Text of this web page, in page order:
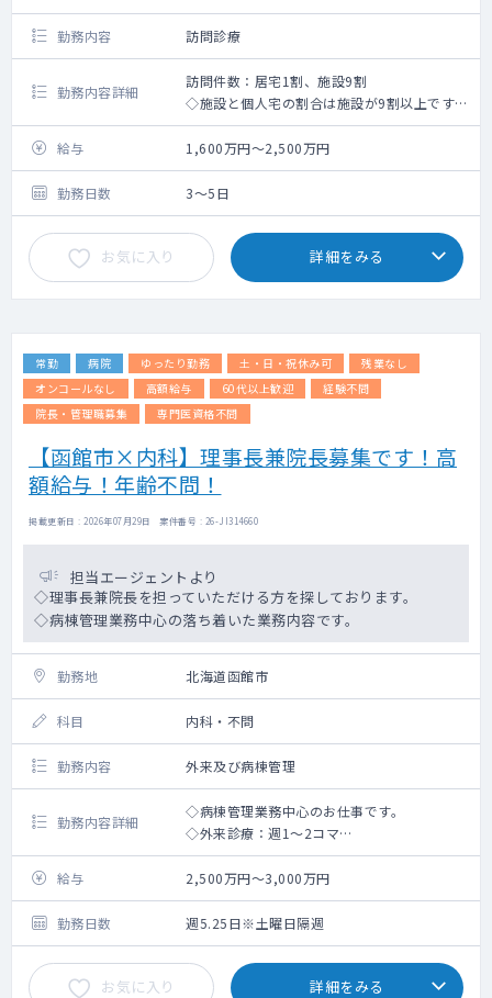
勤務内容 訪問診療
勤務内容詳細
訪問件数：居宅1割、施設9割
◇施設と個人宅の割合は施設が9割以上です。
◇受け持ち患者数：主治医100～300名程度/
月(相談可)
◇週3～4での契約や、16時終了・15時終了等
の時短勤務の検討が可能です！
◇電子カルテ：BML -メディカルステーショ
ン-
給与 1,600万円～2,500万円
勤務日数 3～5日
お気に入り 詳細をみる
常勤 病院 ゆったり勤務 土・日・祝休み可
残業なし
オンコールなし
高額給与 60代以上歓迎
経験不問
院長・管理職募集
専門医資格不問
【函館市×内科】理事長兼院長募集です！高
額給与！年齢不問！
掲載更新日 : 2026年07月29日 案件番号 : 26-JI314660
担当エージェントより
◇理事長兼院長を担っていただける方を探しております。
◇病棟管理業務中心の落ち着いた業務内容です。
勤務地 北海道函館市
科目 内科・不問
勤務内容 外来及び病棟管理
勤務内容詳細
◇病棟管理業務中心のお仕事です。
◇外来診療：週1～2コマ
◇病棟管理：40床（主治医制）
⇒病床：療養病棟および、緩和ケア病棟
⇒介護医療院：52床
◇当直回数：月8回程度
給与 2,500万円～3,000万円
勤務日数 週5.25日※土曜日隔週
お気に入り 詳細をみる